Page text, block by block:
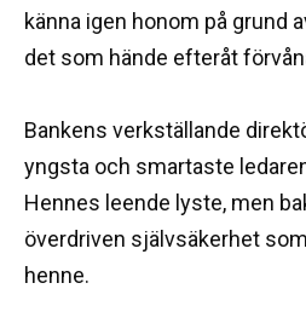
känna igen honom på grund
det som hände efteråt
Bankens verkställande
yngsta och smartaste
Hennes leende lyste, men
överdriven självsäkerhet
henne.